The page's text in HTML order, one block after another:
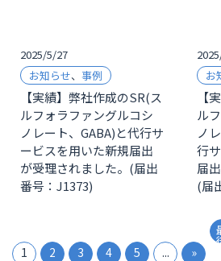
2025/5/27
お知らせ、 事例
【実績】弊社作成のSR(ス
ルフォラファングルコシ
ノレート、GABA)と代行サ
ービスを用いた新規届出
が受理されました。(届出
番号：J1373)
お
【
ル
ノ
行
届
(届
1 2 3 4 5 ... »